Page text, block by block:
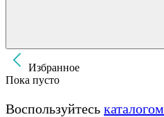
Избранное
Пока пусто
Воспользуйтесь каталогом